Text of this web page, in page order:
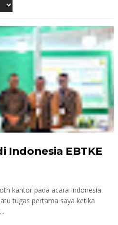
Indonesia EBTKE
kantor pada acara Indonesia
tugas pertama saya ketika